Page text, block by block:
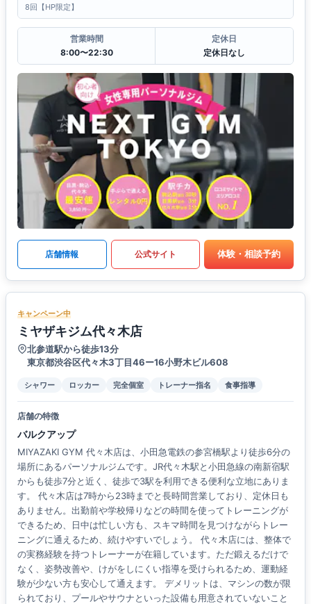
8回【HP限定】
営業時間
8:00〜22:30
定休日
定休日なし
店舗情報 公式サイト 体験・相談予約
キャンペーン中
ミヤザキジム代々木店
北参道駅から徒歩13分
東京都渋谷区代々木3丁目46ー16小野木ビル608
シャワー ロッカー 完全個室 トレーナー指名 食事指導
店舗の特徴
バルクアップ
MIYAZAKI GYM 代々木店は、小田急電鉄の参宮橋駅より徒歩6分の
場所にあるパーソナルジムです。JR代々木駅と小田急線の南新宿駅
からも徒歩7分と近く、徒歩で3駅を利用できる便利な立地にありま
す。 代々木店は7時から23時までと長時間営業しており、定休日も
ありません。出勤前や学校帰りなどの時間を使ってトレーニングが
できるため、日中は忙しい方も、スキマ時間を見つけながらトレー
ニングに通えるため、続けやすいでしょう。 代々木店には、整体で
の実務経験を持つトレーナーが在籍しています。ただ鍛えるだけで
なく、姿勢改善や、けがをしにくい指導を受けられるため、運動経
験が少ない方も安心して通えます。 デメリットは、マシンの数が限
られており、プールやサウナといった設備も用意されていないこと